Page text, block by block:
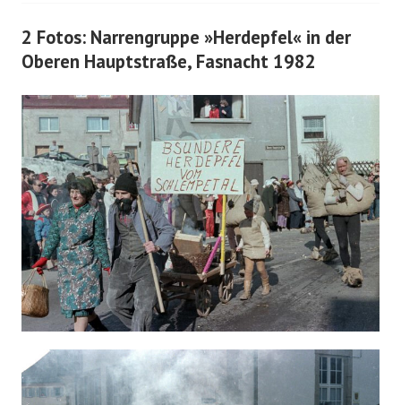
2 Fotos: Narrengruppe »Herdepfel« in der
Oberen Hauptstraße, Fasnacht 1982